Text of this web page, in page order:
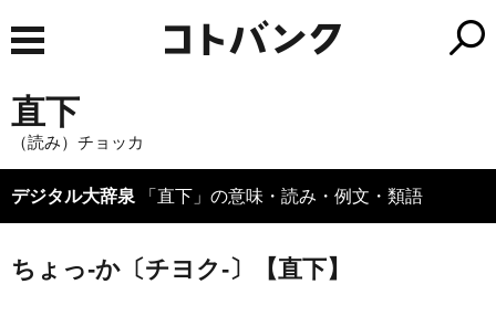
直下
（読み）チョッカ
デジタル大辞泉 「直下」の意味・読み・例文・類語
ちょっ‐か〔チヨク‐〕【直下】